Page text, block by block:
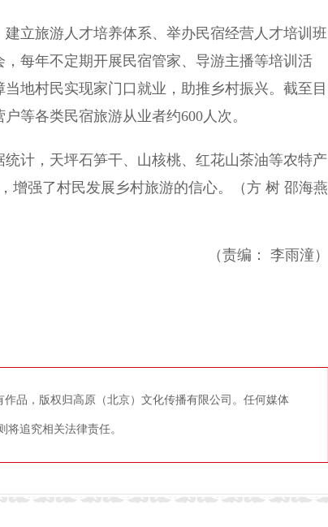
旅游人才培养体系、举办民宿经营人才培训班
每年不定期开展民宿管家、导游主播等培训活
地村民实现家门口就业，助推乡村振兴。截至目
等各类民宿旅游从业者约600人次。
，天坪石笋干、山核桃、红花山茶油等农特产
增强了村民发展乡村旅游的信心。（方 树 邵海燕
（责编： 李雨潼）
作品，版权归高原（北京）文化传播有限公司。任何媒体
追究相关法律责任。